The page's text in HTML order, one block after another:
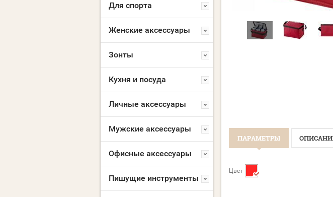
Для спорта
Женские аксессуары
Зонты
Кухня и посуда
Личные аксессуары
Мужские аксессуары
Офисные аксессуары
Пишущие инструменты
ПАРАМЕТРЫ
Цвет